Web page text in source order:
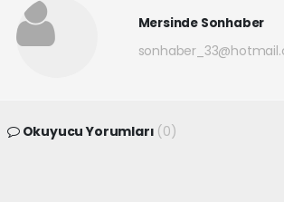
Mersinde Sonhaber
Okuyucu Yorumları (0)